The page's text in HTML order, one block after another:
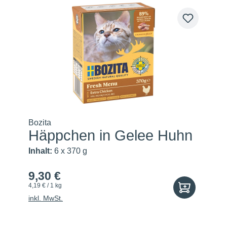
Bozita
Häppchen in Gelee Huhn
Inhalt: 6 x 370 g
9,30 €
4,19 € / 1 kg
inkl. MwSt.